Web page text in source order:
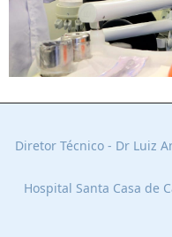
Diretor Técnico - Dr Luiz
Hospital Santa Casa de